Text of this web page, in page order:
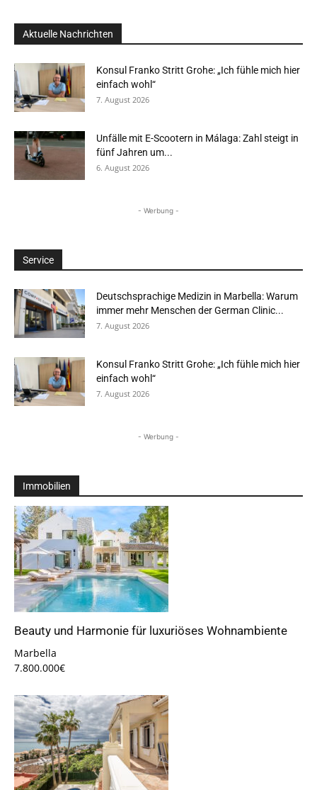
Aktuelle Nachrichten
Konsul Franko Stritt Grohe: „Ich fühle mich hier
einfach wohl“
7. August 2026
Unfälle mit E-Scootern in Málaga: Zahl steigt in
fünf Jahren um...
6. August 2026
- Werbung -
Service
Deutschsprachige Medizin in Marbella: Warum
immer mehr Menschen der German Clinic...
7. August 2026
Konsul Franko Stritt Grohe: „Ich fühle mich hier
einfach wohl“
7. August 2026
- Werbung -
Immobilien
Beauty und Harmonie für luxuriöses Wohnambiente
Marbella
7.800.000€